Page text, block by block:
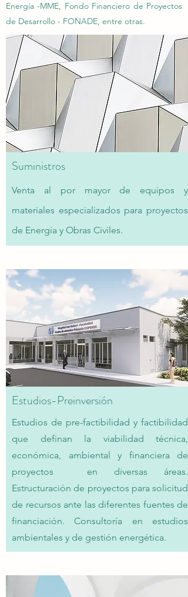
Suministros
Venta al por mayor de equipos y
materiales especializados para proyectos
de Energía y Obras Civiles.
Estudios-Preinversión
Estudios de pre-factibilidad y factibilidad
que definan la viabilidad técnica,
económica, ambiental y financiera de
proyectos en diversas áreas.
Estructuración de proyectos para solicitud
de recursos ante las diferentes fuentes de
financiación. Consultoría en estudios
ambientales y de gestión energética.
Energía -MME, Fondo Financiero de Proyectos
de Desarrollo - FONADE, entre otras.